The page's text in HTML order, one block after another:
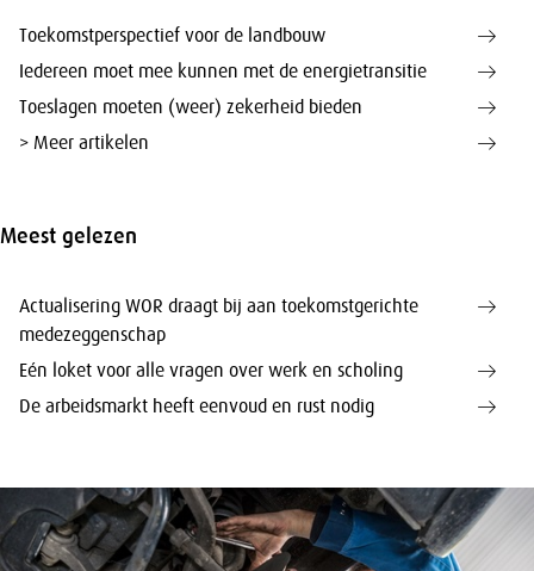
Toekomstperspectief voor de landbouw
Iedereen moet mee kunnen met de energietransitie
Toeslagen moeten (weer) zekerheid bieden
> Meer artikelen
Meest gelezen
Actualisering WOR draagt bij aan toekomstgerichte
medezeggenschap
Eén loket voor alle vragen over werk en scholing
De arbeidsmarkt heeft eenvoud en rust nodig